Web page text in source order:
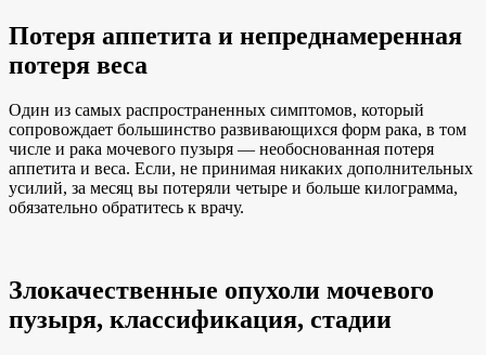
Потеря аппетита и непреднамеренная
потеря веса
Один из самых распространенных симптомов, который
сопровождает большинство развивающихся форм рака, в том
числе и рака мочевого пузыря — необоснованная потеря
аппетита и веса. Если, не принимая никаких дополнительных
усилий, за месяц вы потеряли четыре и больше килограмма,
обязательно обратитесь к врачу.
Злокачественные опухоли мочевого
пузыря, классификация, стадии